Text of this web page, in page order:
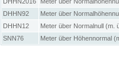
DHHN92
Meter über
DHHN12
Meter über Normalnull (m.
SNN76
Meter über Höhennormal